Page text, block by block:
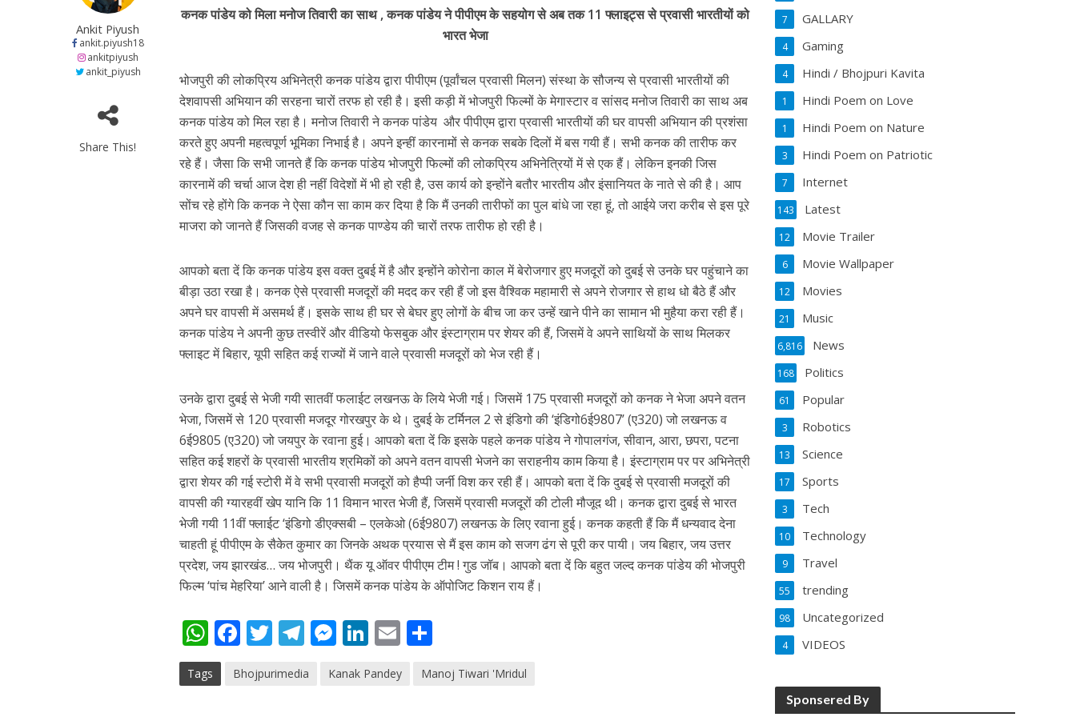
नेहा म्यूजिक वर्ल्ड पर रिलीज हुआ भोजपुरी गीत जिंदगी जियल छोड़ देहब, दर्शकों का मिल रहा भरपूर प्यार
साजिद नाडियाडवाला के साथ 25 वर्षों का सफर, अब ‘ओम गोल्डन फ्यूचर मूवीज़’ के साथ नई पारी शुरू करेंगे प्रेमचंद्र झा
कुलदीप कुमार की “गौरी शंकर की प्रेम कहानी” ने मचाया धमाल
Ankit Piyush
ankit.piyush18
ankitpiyush
ankit_piyush
Share This!
at
A
p
p
e
o
o
k
itte
a
m
ss
n
g
er
k
dI
n
ai ar
कनक पांडेय को मिला मनोज तिवारी का साथ , कनक पांडेय ने पीपीएम के सहयोग से अब तक 11 फ्लाइट्स से प्रवासी भारतीयों को
भारत भेजा
भोजपुरी की लोकप्रिय अभिनेत्री कनक पांडेय द्वारा पीपीएम (पूर्वांचल प्रवासी मिलन) संस्था के सौजन्य से प्रवासी भारतीयों की
देशवापसी अभियान की सरहना चारों तरफ हो रही है। इसी कड़ी में भोजपुरी फिल्मों के मेगास्टार व सांसद मनोज तिवारी का साथ अब
कनक पांडेय को मिल रहा है। मनोज तिवारी ने कनक पांडेय और पीपीएम द्वारा प्रवासी भारतीयों की घर वापसी अभियान की प्रशंसा
करते हुए अपनी महत्वपूर्ण भूमिका निभाई है। अपने इन्हीं कारनामों से कनक सबके दिलों में बस गयी हैं। सभी कनक की तारीफ कर
रहे हैं। जैसा कि सभी जानते हैं कि कनक पांडेय भोजपुरी फिल्मों की लोकप्रिय अभिनेत्रियों में से एक हैं। लेकिन इनकी जिस
कारनामें की चर्चा आज देश ही नहीं विदेशों में भी हो रही है, उस कार्य को इन्होंने बतौर भारतीय और इंसानियत के नाते से की है। आप
सोंच रहे होंगे कि कनक ने ऐसा कौन सा काम कर दिया है कि मैं उनकी तारीफों का पुल बांधे जा रहा हूं, तो आईये जरा करीब से इस पूरे
माजरा को जानते हैं जिसकी वजह से कनक पाण्डेय की चारों तरफ तारीफ हो रही है।
आपको बता दें कि कनक पांडेय इस वक्त दुबई में है और इन्होंने कोरोना काल में बेरोजगार हुए मजदूरों को दुबई से उनके घर पहुंचाने का
बीड़ा उठा रखा है। कनक ऐसे प्रवासी मजदूरों की मदद कर रही हैं जो इस वैश्विक महामारी से अपने रोजगार से हाथ धो बैठे हैं और
अपने घर वापसी में असमर्थ हैं। इसके साथ ही घर से बेघर हुए लोगों के बीच जा कर उन्हें खाने पीने का सामान भी मुहैया करा रही हैं।
कनक पांडेय ने अपनी कुछ तस्वीरें और वीडियो फेसबुक और इंस्टाग्राम पर शेयर की हैं, जिसमें वे अपने साथियों के साथ मिलकर
फ्लाइट में बिहार, यूपी सहित कई राज्यों में जाने वाले प्रवासी मजदूरों को भेज रही हैं।
उनके द्वारा दुबई से भेजी गयी सातवीं फलाईट लखनऊ के लिये भेजी गई। जिसमें 175 प्रवासी मजदूरों को कनक ने भेजा अपने वतन
भेजा, जिसमें से 120 प्रवासी मजदूर गोरखपुर के थे। दुबई के टर्मिनल 2 से इंडिगो की ‘इंडिगो6ई9807’ (ए320) जो लखनऊ व
6ई9805 (ए320) जो जयपुर के रवाना हुई। आपको बता दें कि इसके पहले कनक पांडेय ने गोपालगंज, सीवान, आरा, छपरा, पटना
सहित कई शहरों के प्रवासी भारतीय श्रमिकों को अपने वतन वापसी भेजने का सराहनीय काम किया है। इंस्टाग्राम पर पर अभिनेत्री
द्वारा शेयर की गई स्टोरी में वे सभी प्रवासी मजदूरों को हैप्पी जर्नी विश कर रही हैं। आपको बता दें कि दुबई से प्रवासी मजदूरों की
वापसी की ग्यारहवीं खेप यानि कि 11 विमान भारत भेजी हैं, जिसमें प्रवासी मजदूरों की टोली मौजूद थी। कनक द्वारा दुबई से भारत
भेजी गयी 11वीं फ्लाईट ‘इंडिगो डीएक्सबी – एलकेओ (6ई9807) लखनऊ के लिए रवाना हुई। कनक कहती हैं कि मैं धन्यवाद देना
चाहती हूं पीपीएम के सैकेत कुमार का जिनके अथक प्रयास से मैं इस काम को सजग ढंग से पूरी कर पायी। जय बिहार, जय उत्तर
प्रदेश, जय झारखंड… जय भोजपुरी। थैंक यू ऑवर पीपीएम टीम ! गुड जॉब। आपको बता दें कि बहुत जल्द कनक पांडेय की भोजपुरी
फिल्म ‘पांच मेहरिया’ आने वाली है। जिसमें कनक पांडेय के ऑपोजिट किशन राय हैं।
W
h
at
F
e
T
itt
T
e
M
ss
Li
k
E
ai ar
Tags Bhojpurimedia Kanak Pandey Manoj Tiwari 'Mridul
GALLARY
7
Gaming
4
Hindi / Bhojpuri Kavita
4
Hindi Poem on Love
1
Hindi Poem on Nature
1
Hindi Poem on Patriotic
3
Internet
7
Latest
143
Movie Trailer
12
Movie Wallpaper
6
Movies
12
Music
21
News
6,816
Politics
168
Popular
61
Robotics
3
Science
13
Sports
17
Tech
3
Technology
10
Travel
9
trending
55
Uncategorized
98
VIDEOS
4
Sponsered By